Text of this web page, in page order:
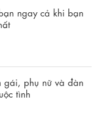
ngay cả khi bạn
gái, phụ nữ và đàn
tình